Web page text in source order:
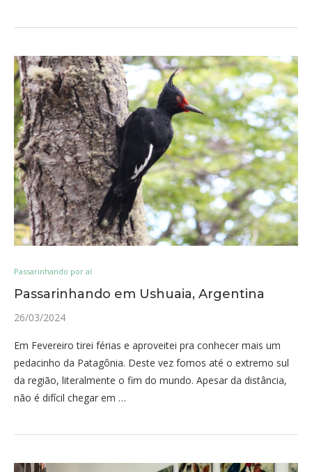
Passarinhando por aí
Passarinhando em Ushuaia, Argentina
26/03/2024
Em Fevereiro tirei férias e aproveitei pra conhecer mais um
pedacinho da Patagônia. Deste vez fomos até o extremo sul
da região, literalmente o fim do mundo. Apesar da distância,
não é difícil chegar em …